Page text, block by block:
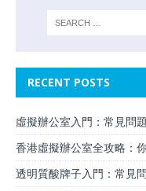
RECENT POSTS
虛擬辦公室入門：常見問
香港虛擬辦公室全攻略：
透明質酸牌子入門：常見